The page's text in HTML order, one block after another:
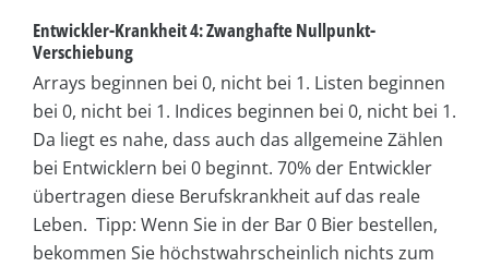
Entwickler-Krankheit 4: Zwanghafte Nullpunkt-
Verschiebung
Arrays beginnen bei 0, nicht bei 1. Listen beginnen
bei 0, nicht bei 1. Indices beginnen bei 0, nicht bei 1.
Da liegt es nahe, dass auch das allgemeine Zählen
bei Entwicklern bei 0 beginnt. 70% der Entwickler
übertragen diese Berufskrankheit auf das reale
Leben. Tipp: Wenn Sie in der Bar 0 Bier bestellen,
bekommen Sie höchstwahrscheinlich nichts zum